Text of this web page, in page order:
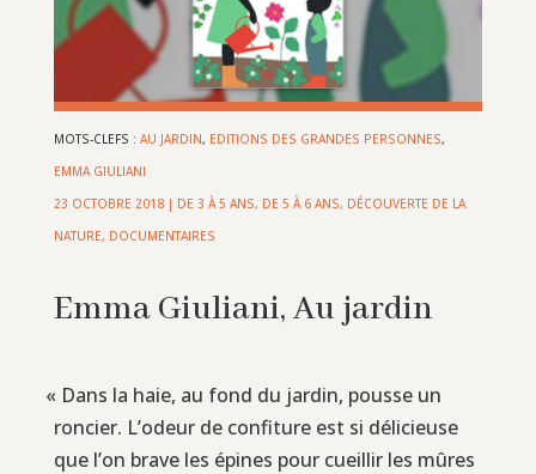
MOTS-CLEFS : AU JARDIN, EDITIONS DES GRANDES PERSONNES,
EMMA GIULIANI
23 OCTOBRE 2018| DE 3 À 5 ANS, DE 5 À 6 ANS, DÉCOUVERTE DE LA
NATURE, DOCUMENTAIRES
Emma Giuliani, Au jardin
« Dans la haie, au fond du jardin, pousse un
roncier. L’odeur de confiture est si délicieuse
que l’on brave les épines pour cueillir les mûres